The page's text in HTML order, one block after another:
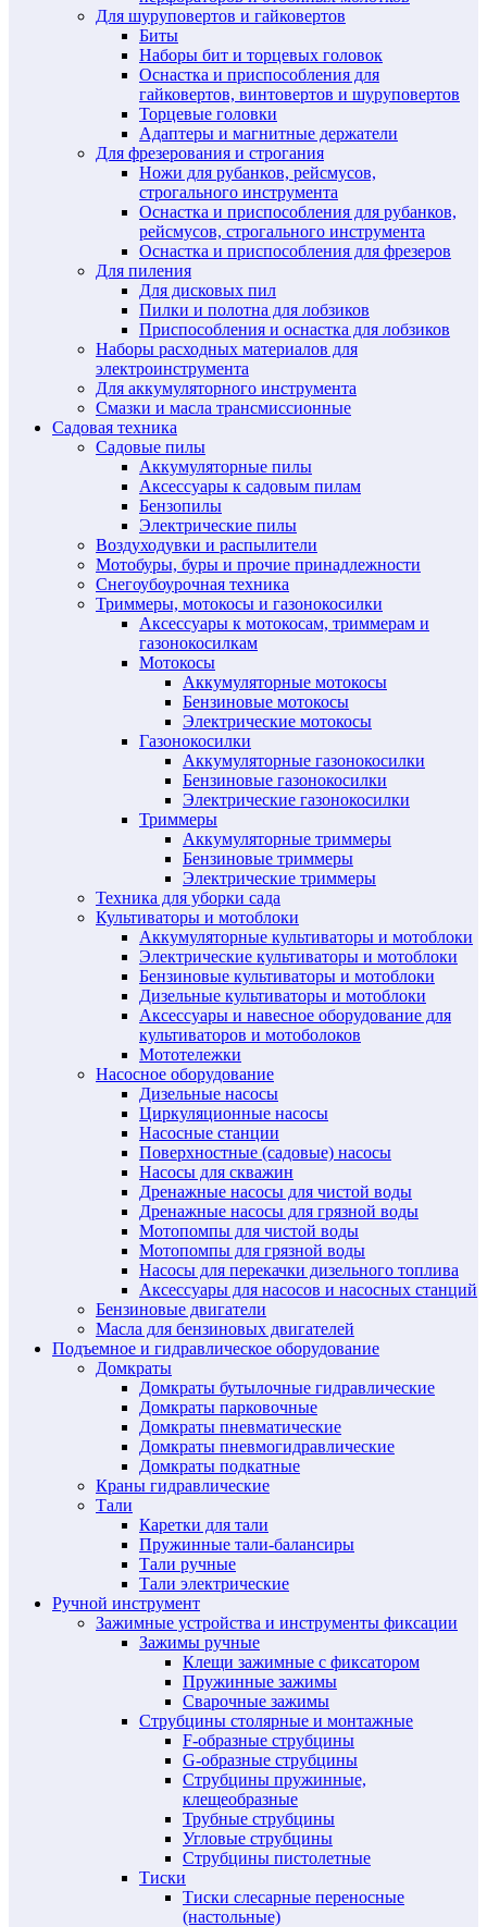
Для шуруповертов и гайковертов
Биты
Наборы бит и торцевых головок
Оснастка и приспособления для
гайковертов, винтовертов и шуруповертов
Торцевые головки
Адаптеры и магнитные держатели
Для фрезерования и строгания
Ножи для рубанков, рейсмусов,
строгального инструмента
Оснастка и приспособления для рубанков,
рейсмусов, строгального инструмента
Оснастка и приспособления для фрезеров
Для пиления
Для дисковых пил
Пилки и полотна для лобзиков
Приспособления и оснастка для лобзиков
Наборы расходных материалов для
электроинструмента
Для аккумуляторного инструмента
Смазки и масла трансмиссионные
Садовая техника
Садовые пилы
Аккумуляторные пилы
Аксессуары к садовым пилам
Бензопилы
Электрические пилы
Воздуходувки и распылители
Мотобуры, буры и прочие принадлежности
Снегоубоурочная техника
Триммеры, мотокосы и газонокосилки
Аксессуары к мотокосам, триммерам и
газонокосилкам
Мотокосы
Аккумуляторные мотокосы
Бензиновые мотокосы
Электрические мотокосы
Газонокосилки
Аккумуляторные газонокосилки
Бензиновые газонокосилки
Электрические газонокосилки
Триммеры
Аккумуляторные триммеры
Бензиновые триммеры
Электрические триммеры
Техника для уборки сада
Культиваторы и мотоблоки
Аккумуляторные культиваторы и мотоблоки
Электрические культиваторы и мотоблоки
Бензиновые культиваторы и мотоблоки
Дизельные культиваторы и мотоблоки
Аксессуары и навесное оборудование для
культиваторов и мотоболоков
Мототележки
Насосное оборудование
Дизельные насосы
Циркуляционные насосы
Насосные станции
Поверхностные (садовые) насосы
Насосы для скважин
Дренажные насосы для чистой воды
Дренажные насосы для грязной воды
Мотопомпы для чистой воды
Мотопомпы для грязной воды
Насосы для перекачки дизельного топлива
Аксессуары для насосов и насосных станций
Бензиновые двигатели
Масла для бензиновых двигателей
Подъемное и гидравлическое оборудование
Домкраты
Домкраты бутылочные гидравлические
Домкраты парковочные
Домкраты пневматические
Домкраты пневмогидравлические
Домкраты подкатные
Краны гидравлические
Тали
Каретки для тали
Пружинные тали-балансиры
Тали ручные
Тали электрические
Ручной инструмент
Зажимные устройства и инструменты фиксации
Зажимы ручные
Клещи зажимные с фиксатором
Пружинные зажимы
Сварочные зажимы
Струбцины столярные и монтажные
F-образные струбцины
G-образные струбцины
Струбцины пружинные,
клещеобразные
Трубные струбцины
Угловые струбцины
Струбцины пистолетные
Тиски
Тиски слесарные переносные
(настольные)